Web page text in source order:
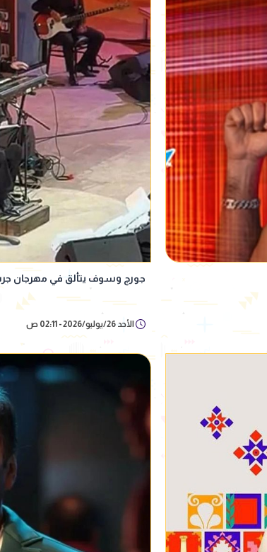
جورج وسوف يتألق في مهرجان
الأحد 26/يوليو/2026 - 02:11 ص